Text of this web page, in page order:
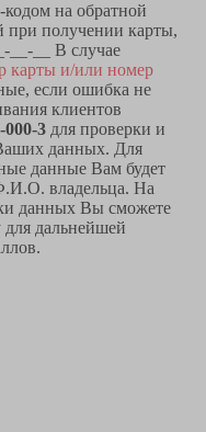
на обратной
при получении карты,
__-__ В случае
карты и/или номер
если ошибка не
клиентов
000-3 для проверки и
данных. Для
данные Вам будет
владельца. На
данных Вы сможете
для дальнейшей